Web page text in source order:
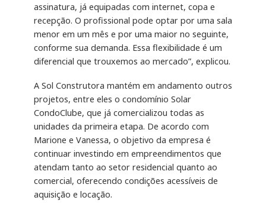
assinatura, já equipadas com internet, copa e
recepção. O profissional pode optar por uma sala
menor em um mês e por uma maior no seguinte,
conforme sua demanda. Essa flexibilidade é um
diferencial que trouxemos ao mercado”, explicou.
A Sol Construtora mantém em andamento outros
projetos, entre eles o condomínio Solar
CondoClube, que já comercializou todas as
unidades da primeira etapa. De acordo com
Marione e Vanessa, o objetivo da empresa é
continuar investindo em empreendimentos que
atendam tanto ao setor residencial quanto ao
comercial, oferecendo condições acessíveis de
aquisição e locação.